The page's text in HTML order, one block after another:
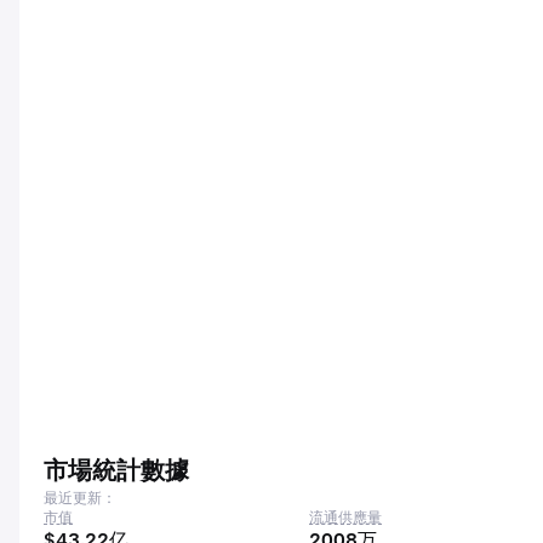
市場統計數據
最近更新：
市值
流通供應量